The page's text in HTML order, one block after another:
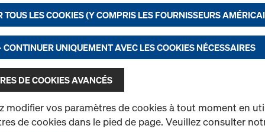
Garde-corps d'about
Permet l'installation de
du déplacement et du
Occasion
en permanence la fonctionnalité de notre site Internet
un processus d’achat optimal lors de l’utilisation de la
et statistiques) ou
sur certaines plateformes une publicité ciblée adaptée à
(marketing).
des données. Vous avez également la possibilité de
avancés des cookies).
TOUS LES COOKIES (Y COMPRIS LES FOURNISSEURS
CONTINUER UNIQUEMENT AVEC LES COOKIES NÉCESSAIRES
DE COOKIES AVANCÉS
modifier vos paramètres de cookies à tout moment en
de cookies dans le pied de page. Veuillez consulter